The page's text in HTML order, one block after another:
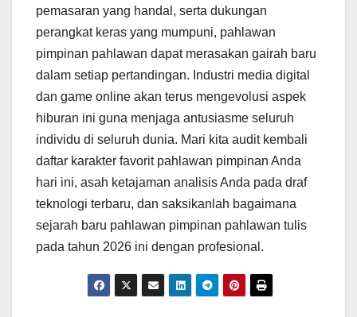
pemasaran yang handal, serta dukungan
perangkat keras yang mumpuni, pahlawan
pimpinan pahlawan dapat merasakan gairah baru
dalam setiap pertandingan. Industri media digital
dan game online akan terus mengevolusi aspek
hiburan ini guna menjaga antusiasme seluruh
individu di seluruh dunia. Mari kita audit kembali
daftar karakter favorit pahlawan pimpinan Anda
hari ini, asah ketajaman analisis Anda pada draf
teknologi terbaru, dan saksikanlah bagaimana
sejarah baru pahlawan pimpinan pahlawan tulis
pada tahun 2026 ini dengan profesional.